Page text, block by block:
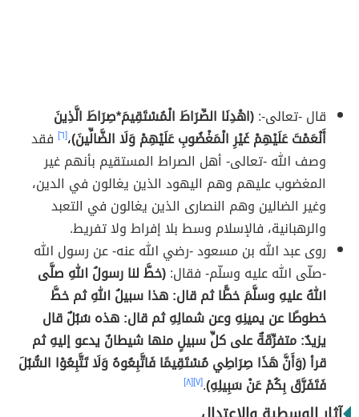
قال -تعالى-:(اهْدِنَا الصِّرَاطَ الْمُسْتَقِيمَ*صِرَاطَ الَّذِينَ
أَنْعَمْتَ عَلَيْهِمْ غَيْرِ الْمَغْضُوبِ عَلَيْهِمْ وَلَا الضَّالِّينَ)،[٦] فقد
وصف الله -تعالى- أهل الصراط المستقيم بأنهم غير
المغضوب عليهم وهم اليهود الذين يغالون في الدين،
وغير الضالين وهم النصارى الذين يغالون في التعبد
والرهبانية، فالإسلام وسط بلا إفراط ولا تفريط.
روى عبد الله بن مسعود -رضي الله عنه- عن رسول الله
-صلّى الله عليه وسلّم- فقال:(خطَّ لنا رسولُ اللهِ صلَّى
اللهُ عليهِ وسلَّمَ خطًّا ثم قال: هذا سبيلُ اللهِ ثم خطَّ
خطوطًا عن يمينِهِ وعن شمالِهِ ثم قال: هذه سُبُلٌ قال
يزيدٌ: متفرِّقَةٌ على كلِّ سبيلٍ منها شيطانٌ يدعو إليهِ ثم
قرأ (وَأَنَّ هَذَا صِرَاطِي مُسْتَقِيمًا فَاتَّبِعُوهُ وَلَا تَتَّبِعُوْا السُّبُلَ
فَتَفَرَّقَ بِكُمْ عَنْ سَبِيلِهِ).[٧] [٨]